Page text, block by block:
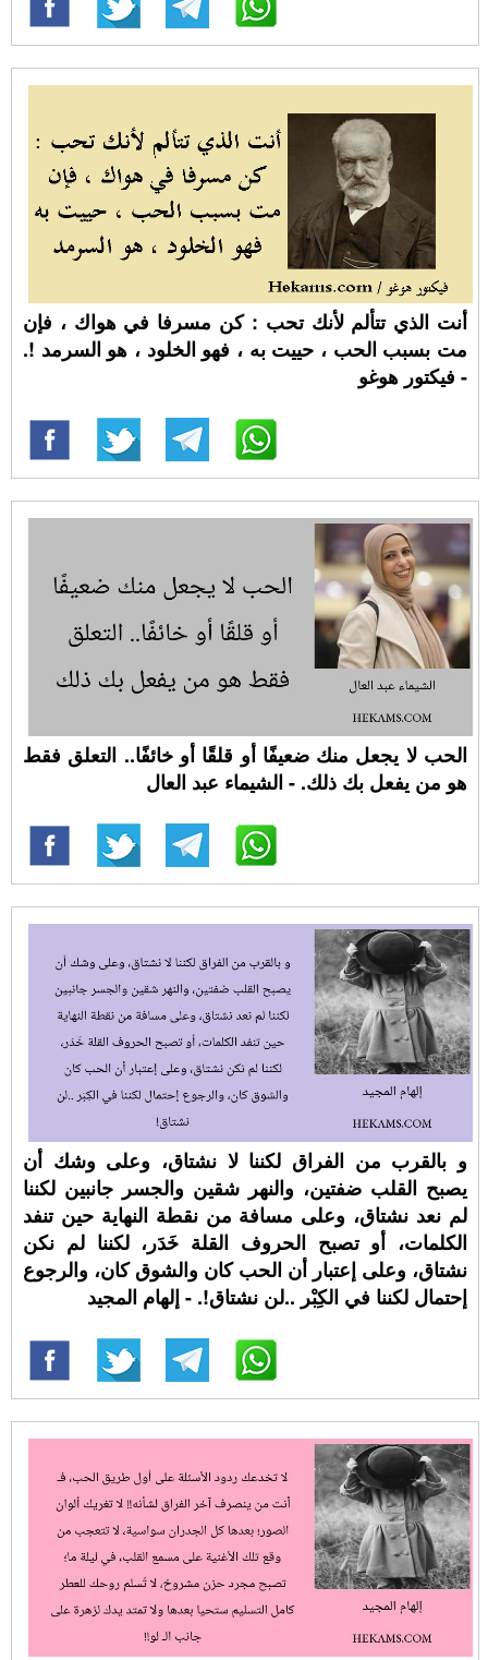
أنت الذي تتألم لأنك تحب : كن مسرفا في هواك ، فإن
مت بسبب الحب ، حييت به ، فهو الخلود ، هو السرمد !.
- فيكتور هوغو
الحب لا يجعل منك ضعيفًا أو قلقًا أو خائفًا.. التعلق فقط
هو من يفعل بك ذلك. - الشيماء عبد العال
و بالقرب من الفراق لكننا لا نشتاق، وعلى وشك أن
يصبح القلب ضفتين، والنهر شقين والجسر جانبين لكننا
لم نعد نشتاق، وعلى مسافة من نقطة النهاية حين تنفد
الكلمات، أو تصبح الحروف القلة خَدَر، لكننا لم نكن
نشتاق، وعلى إعتبار أن الحب كان والشوق كان، والرجوع
إحتمال لكننا في الكِبْر ..لن نشتاق!. - إلهام المجيد